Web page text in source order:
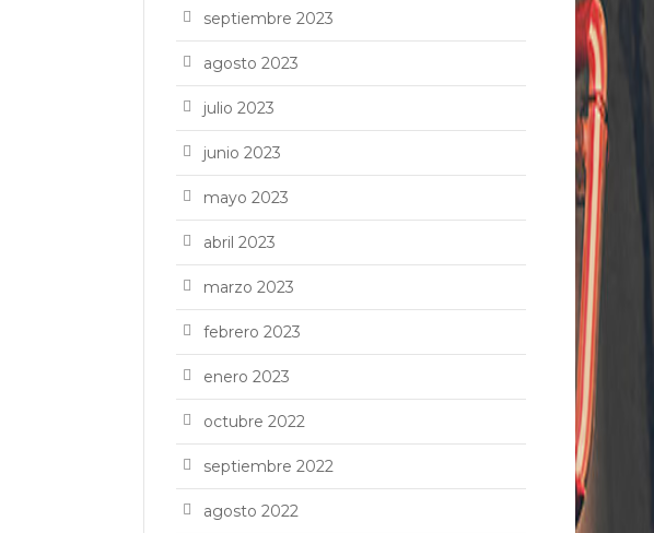
septiembre 2023
agosto 2023
julio 2023
junio 2023
mayo 2023
abril 2023
marzo 2023
febrero 2023
enero 2023
octubre 2022
septiembre 2022
agosto 2022